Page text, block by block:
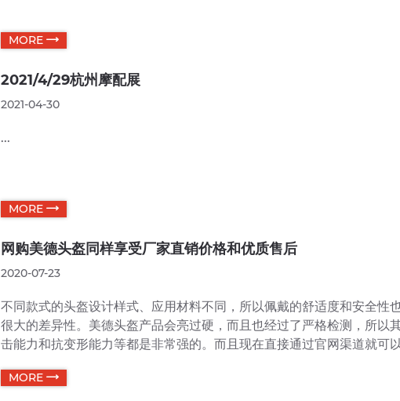
MORE
2021/4/29杭州摩配展
2021-04-30
...
MORE
网购美德头盔同样享受厂家直销价格和优质售后
2020-07-23
不同款式的头盔设计样式、应用材料不同，所以佩戴的舒适度和安全性
很大的差异性。美德头盔产品会亮过硬，而且也经过了严格检测，所以
击能力和抗变形能力等都是非常强的。而且现在直接通过官网渠道就可
务。厂家官网直接销售我们现在通过美德头盔官网就可以直接选购到不同
MORE